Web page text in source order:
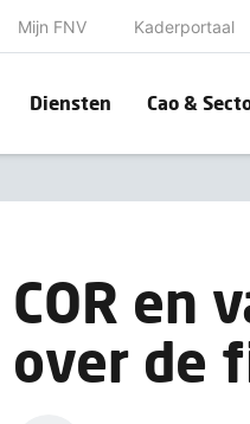
Mijn FNV Kaderportaal
Diensten Cao &
COR en
over de